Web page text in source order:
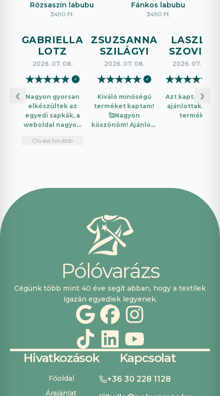
Rózsaszín labubu
3490 Ft
Fánkos labubu
3490 Ft
‹
GABRIELLA
LOTZ
2026. 07. 08.
★★★★★ ✓
Nagyon gyorsan
elkészültek az
egyedi sapkák, a
weboldal nagyon
használni.
fogok innen
Olvass tovább
ZSUZSANNA
SZILÁGYI
2026. 07. 08.
★★★★★ ✓
Kiváló minőségű
terméket kaptam!
🥰Nagyon
köszönöm! Ajánlom
LASZLO
SZOVICS
2026. 07. 08.
★★★★★
Azt kaptam amit
ajánlottak. Jó a
termék.
›
Pólóvarázs
Cégünk több mint 40 éve segít abban, hogy a textílek
igazán egyediek legyenek.
Hivatkozások
Főoldal
Árajánlat
Kapcsolat
+36 30 228 1128